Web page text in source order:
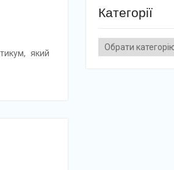
який
Категорії
Категорії